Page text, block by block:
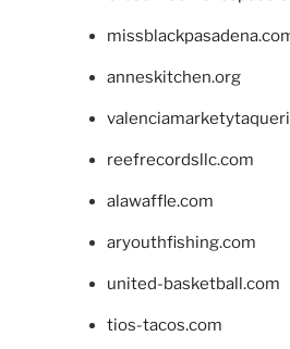
anneskitchen.org
reefrecordsllc.com
alawaffle.com
aryouthfishing.com
united-basketball.com
tios-tacos.com